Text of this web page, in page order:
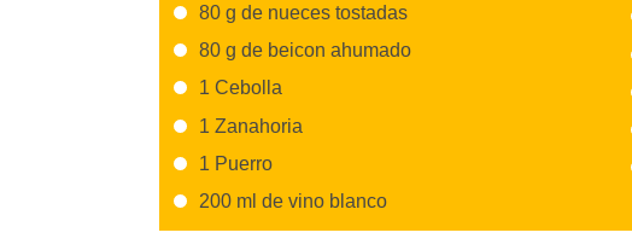
80 g de nueces tostadas
80 g de beicon ahumado
1 Cebolla
1 Zanahoria
1 Puerro
200 ml de vino blanco